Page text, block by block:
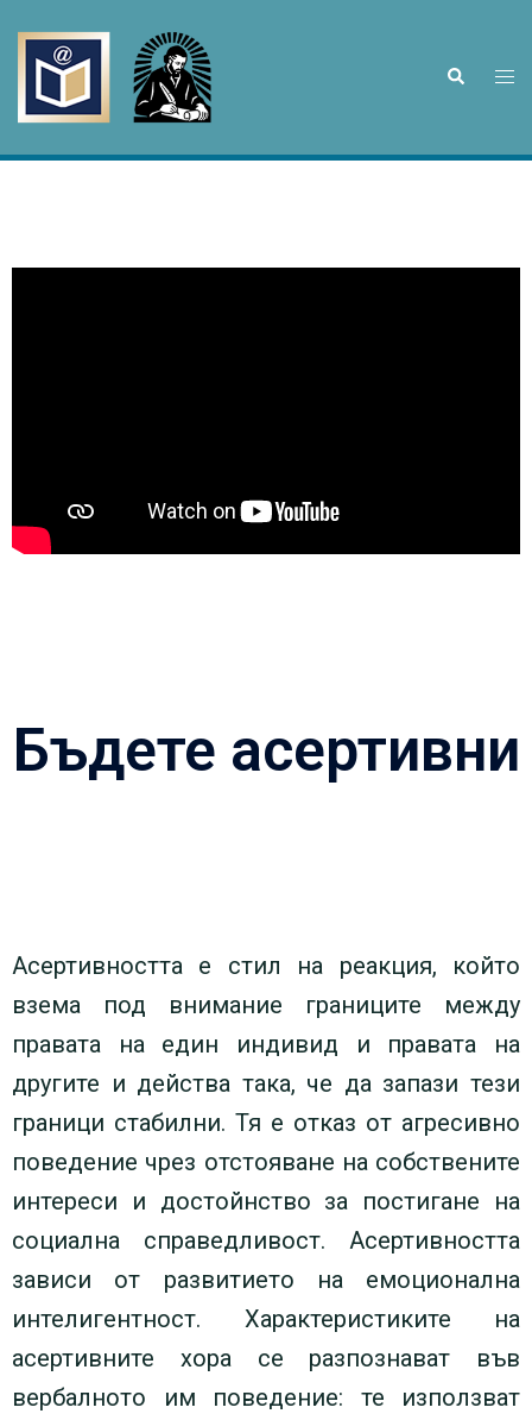
Бъдете асертивни
Асертивността е стил на реакция, който
взема под внимание границите между
правата на един индивид и правата на
другите и действа така, че да запази тези
граници стабилни. Тя е отказ от агресивно
поведение чрез отстояване на собствените
интереси и достойнство за постигане на
социална справедливост. Асертивността
зависи от развитието на емоционална
интелигентност. Характеристиките на
асертивните хора се разпознават във
вербалното им поведение: те използват